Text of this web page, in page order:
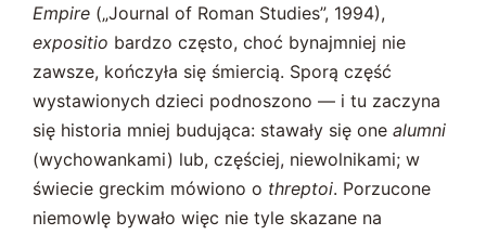
Empire („Journal of Roman Studies”, 1994),
expositio bardzo często, choć bynajmniej nie
zawsze, kończyła się śmiercią. Sporą część
wystawionych dzieci podnoszono — i tu zaczyna
się historia mniej budująca: stawały się one alumni
(wychowankami) lub, częściej, niewolnikami; w
świecie greckim mówiono o threptoi. Porzucone
niemowlę bywało więc nie tyle skazane na